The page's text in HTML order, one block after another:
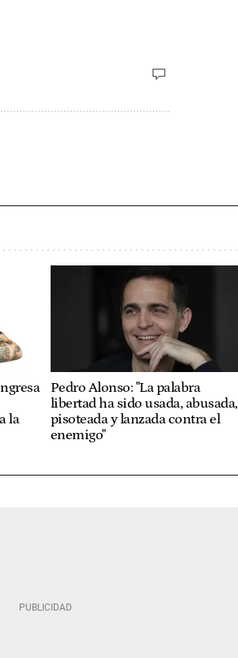
la
Pedro Alonso: "La palabra
libertad ha sido usada, abusada,
pisoteada y lanzada contra el
enemigo"